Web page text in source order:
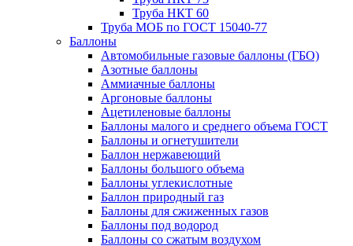
Труба НКТ 60
Труба МОБ по ГОСТ 15040-77
Баллоны
Автомобильные газовые баллоны (ГБО)
Азотные баллоны
Аммиачные баллоны
Аргоновые баллоны
Ацетиленовые баллоны
Баллоны малого и среднего объема ГОСТ
Баллоны и огнетушители
Баллон нержавеющий
Баллоны большого объема
Баллоны углекислотные
Баллон природный газ
Баллоны для сжиженных газов
Баллоны под водород
Баллоны со сжатым воздухом